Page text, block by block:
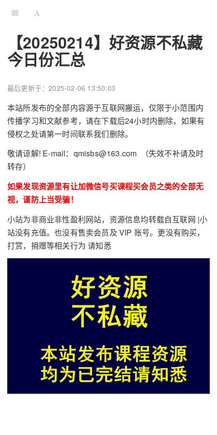
【20250214】好资源不私藏
今日份汇总
最后更新于：2025-02-06 13:50:03
本站所发布的全部内容源于互联网搬运，仅限于小范围内
传播学习和文献参考，请在下载后24小时内删除，如果有
侵权之处请第一时间联系我们删除。
敬请谅解! E-mail：qmisbs@163.com （失效不补请及时
转存）
如果发现资源里有让加微信号买课程买会员之类的全部无
视，谨防上当受骗！
小站为非商业非性盈利网站，资源信息均转载自互联网 |小
站没有充值。也没有售卖会员及 VIP 账号。更没有购买，
打赏，捐赠等相关行为 请知悉